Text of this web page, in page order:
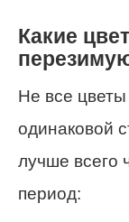
Какие
Не все
одинаковой
лучше всего
период: